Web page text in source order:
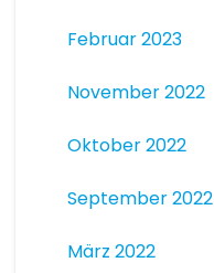
Februar 2023
November 2022
Oktober 2022
September 2022
März 2022